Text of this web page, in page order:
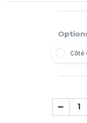
Côté